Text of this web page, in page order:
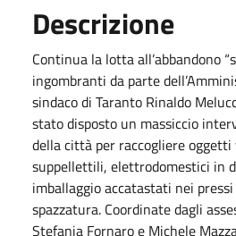
Descrizione
Continua la lotta all’abbandono
ingombranti da parte
sindaco di Taranto Rinaldo
stato disposto un massiccio
della città per raccogliere
suppellettili, elettrodomestici in
imballaggio accatastati nei
spazzatura. Coordinate dagli
Stefania Fornaro e Michele